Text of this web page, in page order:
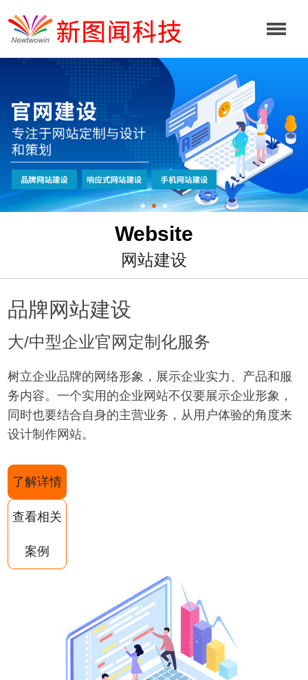
Website
网站建设
品牌网站建设
大/中型企业官网定制化服务
树立企业品牌的网络形象，展示企业实力、产品和服
务内容。一个实用的企业网站不仅要展示企业形象，
同时也要结合自身的主营业务，从用户体验的角度来
设计制作网站。
了解详情
查看相关
案例